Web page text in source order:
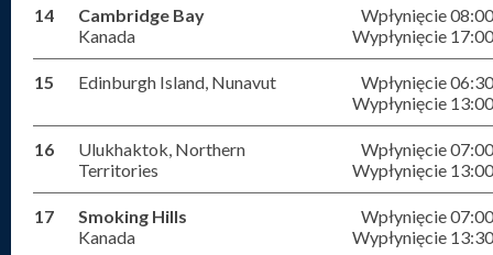
14
Cambridge Bay
Kanada
Wpłynięcie 08:00
Wypłynięcie 17:00
15 Edinburgh Island, Nunavut
Wpłynięcie 06:30
Wypłynięcie 13:00
16
Ulukhaktok, Northern
Territories
Wpłynięcie 07:00
Wypłynięcie 13:00
17
Smoking Hills
Kanada
Wpłynięcie 07:00
Wypłynięcie 13:30